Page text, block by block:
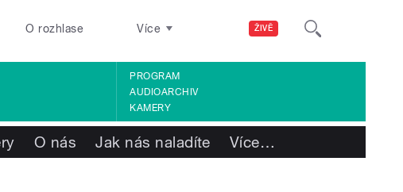
ŽIVĚ
O rozhlase Více
PROGRAM
AUDIOARCHIV
KAMERY
O nás Jak nás naladíte Více…